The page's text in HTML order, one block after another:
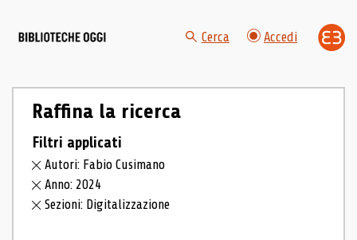
Cerca Accedi
Raffina la ricerca
Filtri applicati
Autori: Fabio Cusimano
Anno: 2024
Sezioni: Digitalizzazione